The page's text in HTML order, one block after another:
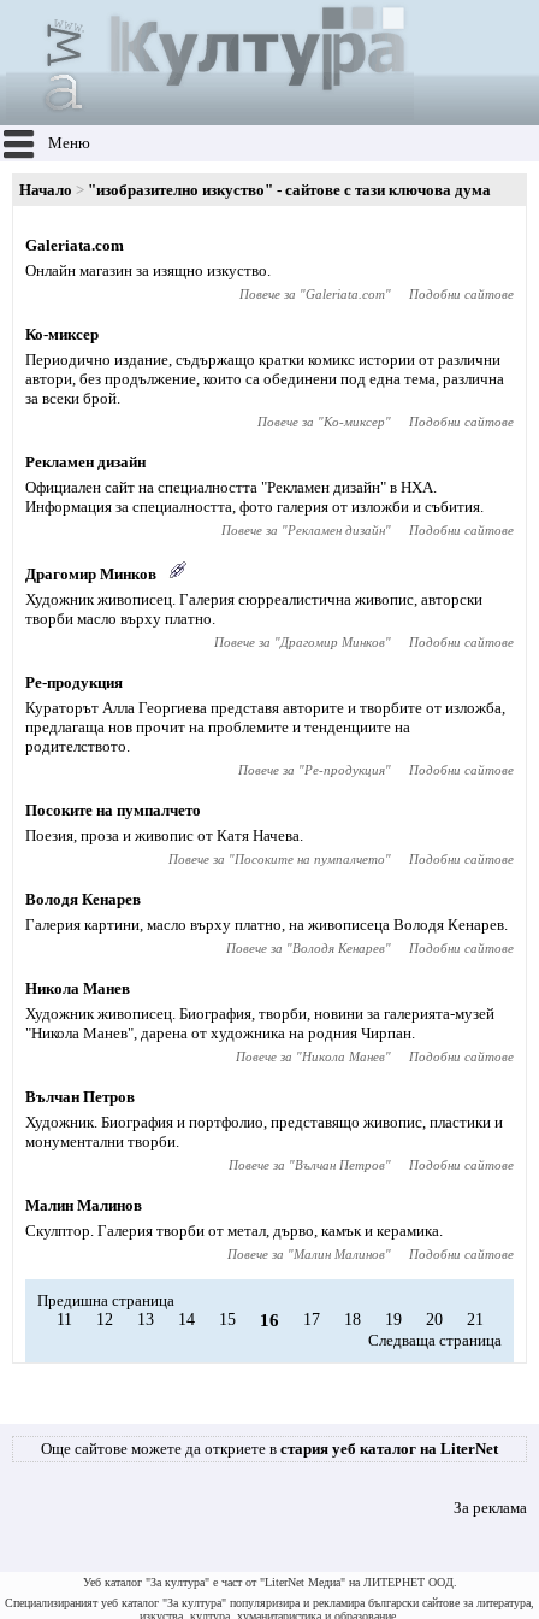
Меню
Начало "изобразително изкуство" - сайтове с тази ключова дума
Galeriata.com
Онлайн магазин за изящно изкуство.
Повече за "Galeriata.com" Подобни сайтове
Ко-миксер
Периодично издание, съдържащо кратки комикс истории от различни
автори, без продължение, които са обединени под една тема, различна
за всеки брой.
Повече за "Ко-миксер" Подобни сайтове
Рекламен дизайн
Официален сайт на специалността "Рекламен дизайн" в НХА.
Информация за специалността, фото галерия от изложби и събития.
Повече за "Рекламен дизайн" Подобни сайтове
Драгомир Минков
Художник живописец. Галерия сюрреалистична живопис, авторски
творби масло върху платно.
Повече за "Драгомир Минков" Подобни сайтове
Ре-продукция
Кураторът Алла Георгиева представя авторите и творбите от изложба,
предлагаща нов прочит на проблемите и тенденциите на
родителството.
Повече за "Ре-продукция" Подобни сайтове
Посоките на пумпалчето
Поезия, проза и живопис от Катя Начева.
Повече за "Посоките на пумпалчето" Подобни сайтове
Володя Кенарев
Галерия картини, масло върху платно, на живописеца Володя Кенарев.
Повече за "Володя Кенарев" Подобни сайтове
Никола Манев
Художник живописец. Биография, творби, новини за галерията-музей
"Никола Манев", дарена от художника на родния Чирпан.
Повече за "Никола Манев" Подобни сайтове
Вълчан Петров
Художник. Биография и портфолио, представящо живопис, пластики и
монументални творби.
Повече за "Вълчан Петров" Подобни сайтове
Малин Малинов
Скулптор. Галерия творби от метал, дърво, камък и керамика.
Повече за "Малин Малинов" Подобни сайтове
Предишна страница
11
12 13 14 15 16 17 18 19 20
21
Следваща страница
Още сайтове можете да откриете в стария уеб каталог на LiterNet
За реклама
Уеб каталог "За култура" е част от "LiterNet Медиа" на ЛИТЕРНЕТ ООД.
Специализираният уеб каталог "За култура" популяризира и рекламира български сайтове за литература,
изкуства, култура, хуманитаристика и образование.